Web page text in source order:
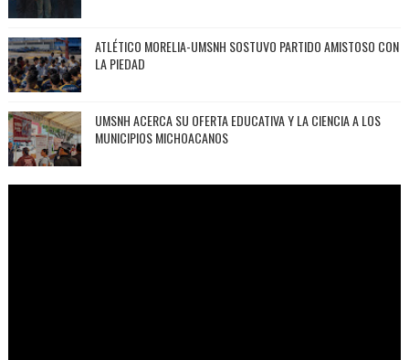
ATLÉTICO MORELIA-UMSNH SOSTUVO PARTIDO AMISTOSO CON
LA PIEDAD
UMSNH ACERCA SU OFERTA EDUCATIVA Y LA CIENCIA A LOS
MUNICIPIOS MICHOACANOS